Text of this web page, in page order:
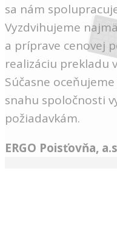
sa nám
Vyzdvihujeme
a príprave cenovej
realizáciu prekladu
Súčasne
snahu spoločnosti
požiadavkám.
ERGO Poisťovňa,